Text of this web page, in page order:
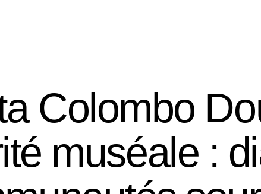
Colombo
muséale :